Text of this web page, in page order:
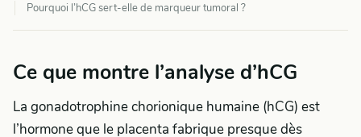
Pourquoi l’hCG sert-elle de marqueur tumoral ?
Ce que montre l’analyse d’hCG
La gonadotrophine chorionique humaine (hCG) est
l’hormone que le placenta fabrique presque dès